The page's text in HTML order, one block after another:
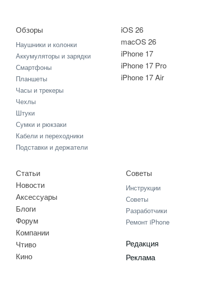
iOS 26
macOS 26
iPhone 17
iPhone 17 Pro
iPhone 17 Air
Обзоры
Наушники и колонки
Аккумуляторы и зарядки
Смартфоны
Планшеты
Часы и трекеры
Чехлы
Штуки
Сумки и рюкзаки
Кабели и переходники
Подставки и держатели
Статьи
Новости
Аксессуары
Блоги
Форум
Компании
Чтиво
Кино
Советы
Инструкции
Советы
Разработчики
Ремонт iPhone
Редакция
Реклама